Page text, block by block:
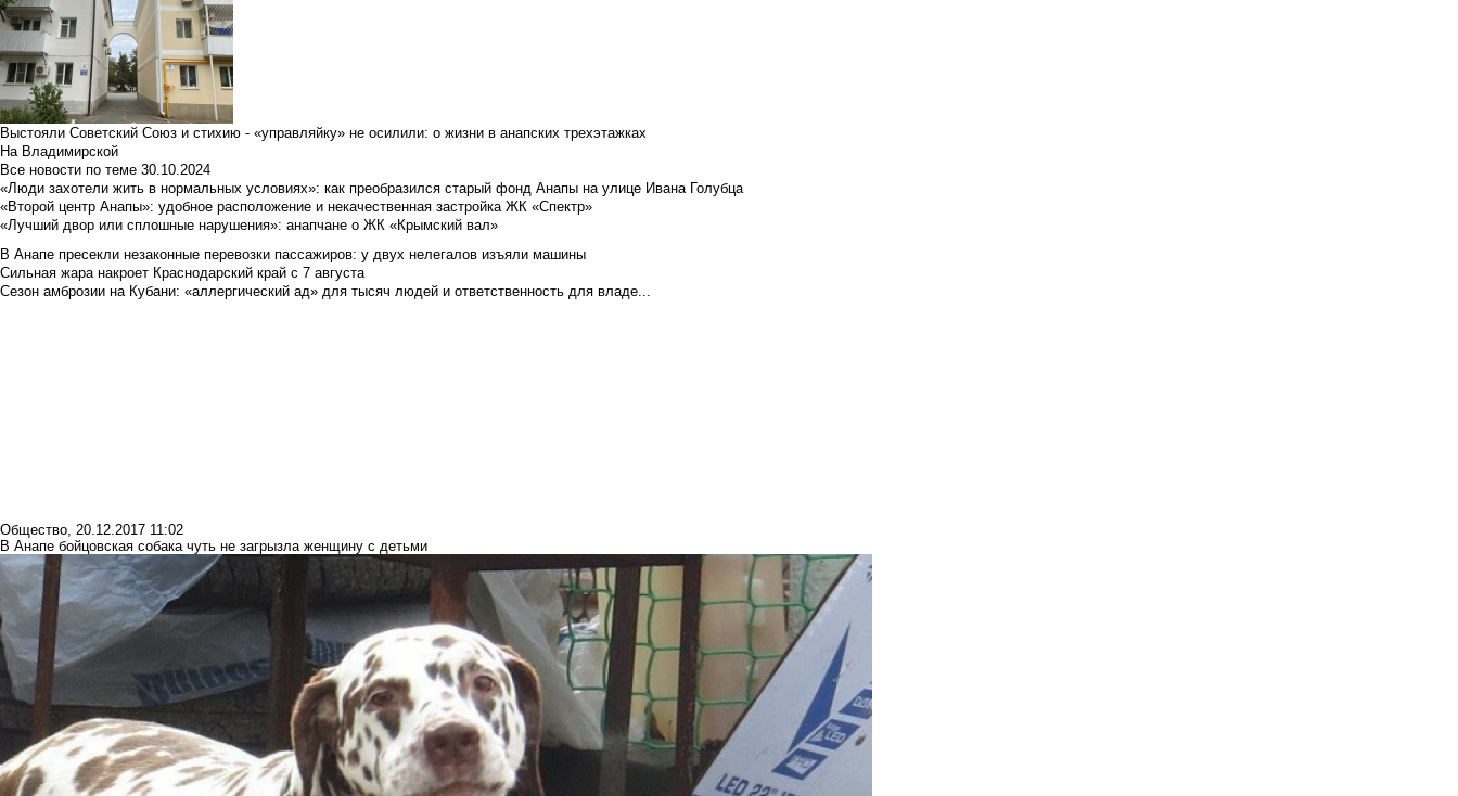
Выстояли Советский Союз и стихию - «управляйку» не осилили: о жизни в анапских трехэтажках
На Владимирской
Все новости по теме 30.10.2024
«Люди захотели жить в нормальных условиях»: как преобразился старый фонд Анапы на улице Ивана Голубца
«Второй центр Анапы»: удобное расположение и некачественная застройка ЖК «Спектр»
«Лучший двор или сплошные нарушения»: анапчане о ЖК «Крымский вал»
В Анапе пресекли незаконные перевозки пассажиров: у двух нелегалов изъяли машины
Сильная жара накроет Краснодарский край с 7 августа
Сезон амброзии на Кубани: «аллергический ад» для тысяч людей и ответственность для владе...
Общество, 20.12.2017 11:02
В Анапе бойцовская собака чуть не загрызла женщину с детьми